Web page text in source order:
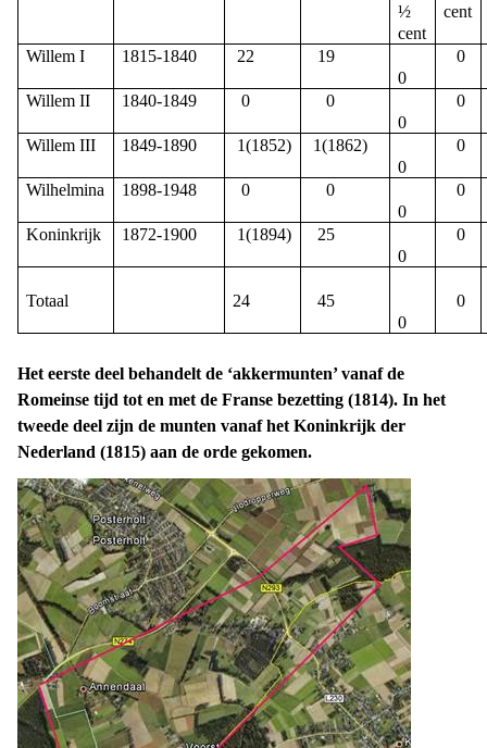
½
cent
cent
Willem I 1815-1840 22
19
0
0
Willem II 1840-1849 0
0
0
0
Willem III 1849-1890 1(1852)
1(1862)
0
0
Wilhelmina 1898-1948 0
0
0
0
Koninkrijk 1872-1900 1(1894)
25
0
0
Totaal 24
45
0
0
Het eerste deel behandelt de ‘akkermunten’ vanaf de
Romeinse tijd tot en met de Franse bezetting (1814). In het
tweede deel zijn de munten vanaf het Koninkrijk der
Nederland (1815) aan de orde gekomen.